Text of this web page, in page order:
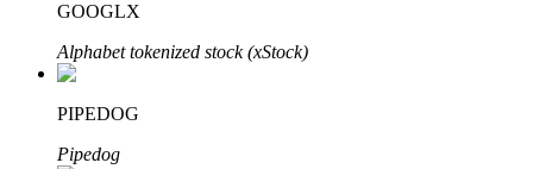
GOOGLX
Alphabet tokenized stock (xStock)
PIPEDOG
Pipedog